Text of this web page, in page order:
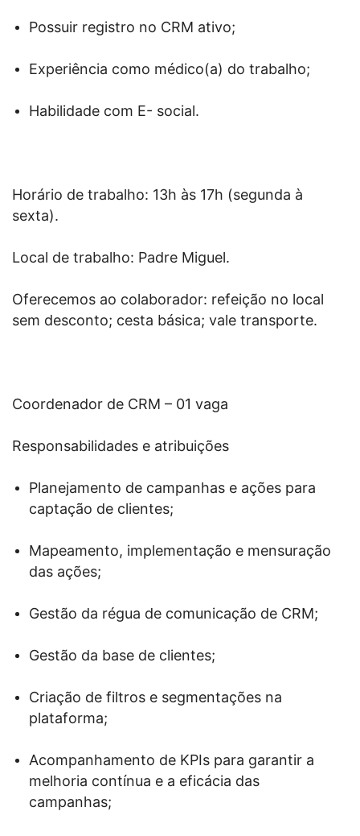
Possuir registro no CRM ativo;
Experiência como médico(a) do trabalho;
Habilidade com E- social.
Horário de trabalho: 13h às 17h (segunda à
sexta).
Local de trabalho: Padre Miguel.
Oferecemos ao colaborador: refeição no local
sem desconto; cesta básica; vale transporte.
Coordenador de CRM – 01 vaga
Responsabilidades e atribuições
Planejamento de campanhas e ações para
captação de clientes;
Mapeamento, implementação e mensuração
das ações;
Gestão da régua de comunicação de CRM;
Gestão da base de clientes;
Criação de filtros e segmentações na
plataforma;
Acompanhamento de KPIs para garantir a
melhoria contínua e a eficácia das
campanhas;